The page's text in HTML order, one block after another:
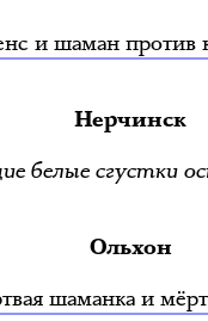
и шаман против
Нерчинск
белые сгустки
Ольхон
шаманка и